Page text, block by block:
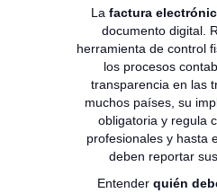
La factura
documento digital.
herramienta de control
los procesos
transparencia en las
muchos países, su
obligatoria y regula
profesionales y hasta
deben reportar sus
Entender quién